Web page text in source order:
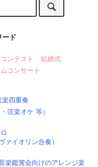
ード
ンテスト
結婚式
コンサート
楽四重奏
弦楽オケ 等）
ァイオリン合奏）
楽鑑賞会向けのアレンジ楽